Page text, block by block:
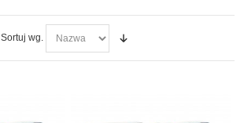
Sortuj wg.